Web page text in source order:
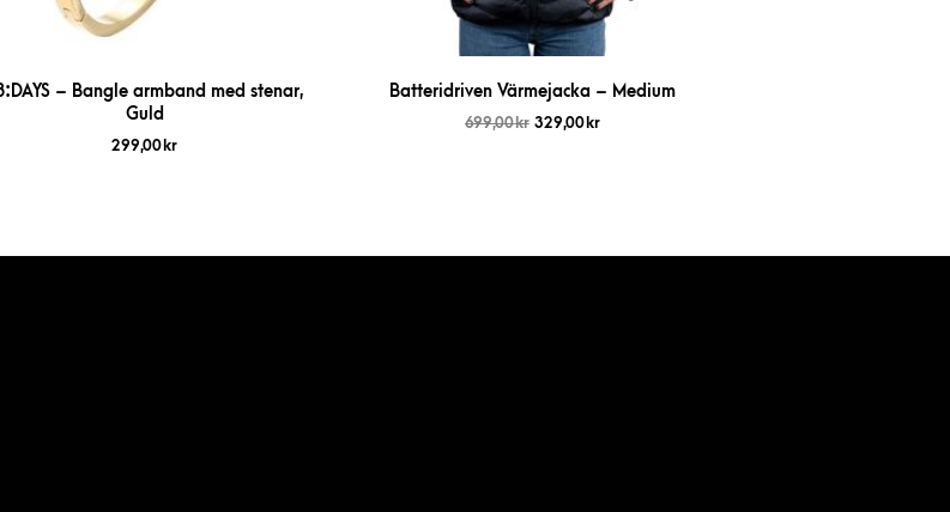
– Bangle armband med stenar,
Guld
299,00 kr
Batteridriven Värmejacka – Medium
699,00kr 329,00 kr